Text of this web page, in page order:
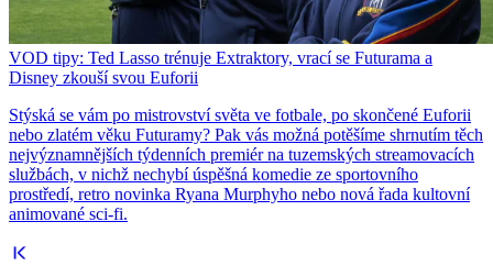
VOD tipy: Ted Lasso trénuje Extraktory, vrací se Futurama a
Disney zkouší svou Euforii
Stýská se vám po mistrovství světa ve fotbale, po skončené Euforii
nebo zlatém věku Futuramy? Pak vás možná potěšíme shrnutím těch
nejvýznamnějších týdenních premiér na tuzemských streamovacích
službách, v nichž nechybí úspěšná komedie ze sportovního
prostředí, retro novinka Ryana Murphyho nebo nová řada kultovní
animované sci-fi.